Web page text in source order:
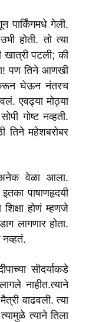
पार्किंगमधे गेली.
होती. तो त्या
खात्री पटली; की
पण तिने आणखी
करून घेऊन नंतरच
एवढ्या मोठ्या
गोष्ट नव्हती.
तिने महेशबरोबर
अनेक वेळा आला.
पाषाणहृदयी
होणं म्हणजे
लागणार होता.
सॊदर्याकडे
नाहीत.त्याने
वाढवली. त्या
त्याने तिला